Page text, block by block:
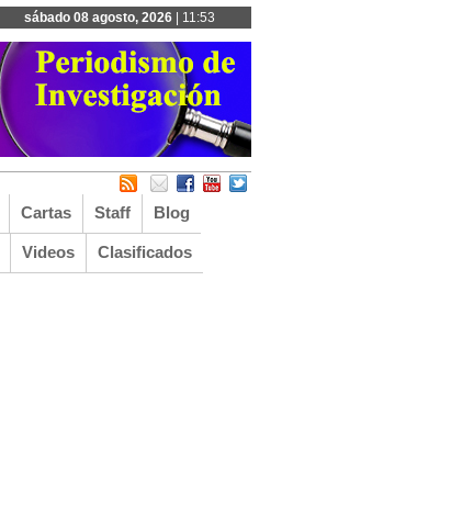
sábado 08 agosto, 2026 | 11:53
Cartas Staff Blog
Videos Clasificados